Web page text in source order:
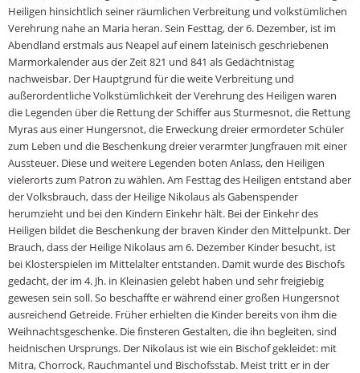
Heiligen hinsichtlich seiner räumlichen Verbreitung und volkstümlichen
Verehrung nahe an Maria heran. Sein Festtag, der 6. Dezember, ist im
Abendland erstmals aus Neapel auf einem lateinisch geschriebenen
Marmorkalender aus der Zeit 821 und 841 als Gedächtnistag
nachweisbar. Der Hauptgrund für die weite Verbreitung und
außerordentliche Volkstümlichkeit der Verehrung des Heiligen waren
die Legenden über die Rettung der Schiffer aus Sturmesnot, die Rettung
Myras aus einer Hungersnot, die Erweckung dreier ermordeter Schüler
zum Leben und die Beschenkung dreier verarmter Jungfrauen mit einer
Aussteuer. Diese und weitere Legenden boten Anlass, den Heiligen
vielerorts zum Patron zu wählen. Am Festtag des Heiligen entstand aber
der Volksbrauch, dass der Heilige Nikolaus als Gabenspender
herumzieht und bei den Kindern Einkehr hält. Bei der Einkehr des
Heiligen bildet die Beschenkung der braven Kinder den Mittelpunkt. Der
Brauch, dass der Heilige Nikolaus am 6. Dezember Kinder besucht, ist
bei Klosterspielen im Mittelalter entstanden. Damit wurde des Bischofs
gedacht, der im 4. Jh. in Kleinasien gelebt haben und sehr freigiebig
gewesen sein soll. So beschaffte er während einer großen Hungersnot
ausreichend Getreide. Früher erhielten die Kinder bereits von ihm die
Weihnachtsgeschenke. Die finsteren Gestalten, die ihn begleiten, sind
heidnischen Ursprungs. Der Nikolaus ist wie ein Bischof gekleidet: mit
Mitra, Chorrock, Rauchmantel und Bischofsstab. Meist tritt er in der